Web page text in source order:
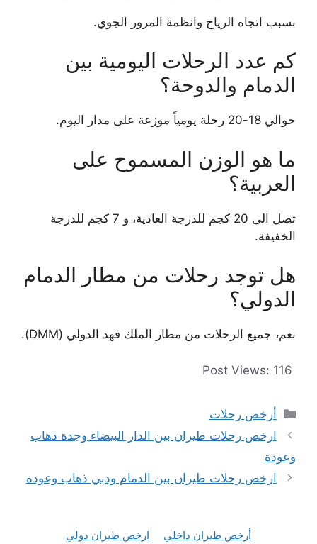
بسبب اتجاه الرياح وانظمة المرور الجوي.
كم عدد الرحلات اليومية بين
الدمام والدوحة؟
حوالي 18-20 رحلة يومياً موزعة على مدار اليوم.
ما هو الوزن المسموح على
العربية؟
تصل الى 20 كجم للدرجة العادية، و 7 كجم للدرجة
الخفيفة.
هل توجد رحلات من مطار الدمام
الدولي؟
نعم، جميع الرحلات من مطار الملك فهد الدولي (DMM).
Post Views: 116
التصنيفات
أرخص رحلات
ارخص رحلات طيران بين الدار البيضاء وجدة ذهاب
وعودة
ارخص رحلات طيران بين الدمام ودبي ذهاب وعودة
أرخص طيران داخلي ارخص طيران دولي